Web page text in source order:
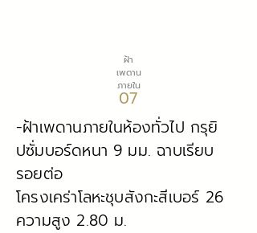
ฝ้า
เพดาน
ภายใน
07
-ฝ้าเพดานภายในห้องทั่วไป กรุยิ
ปซั่มบอร์ดหนา 9 มม. ฉาบเรียบ
รอยต่อ
โครงเคร่าโลหะชุบสังกะสีเบอร์ 26
ความสูง 2.80 ม.